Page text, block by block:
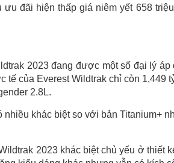
đãi hiện thấp giá niêm yết 658
2023 đang được một số đại lý
tế của Everest Wildtrak chỉ còn 1,449
2.8L.
khác biệt so với bản Titanium+
2023 khác biệt chủ yếu ở thiết